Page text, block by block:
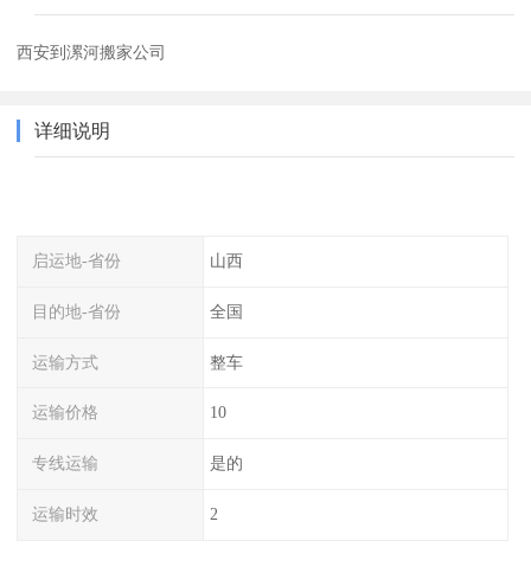
西安到漯河搬家公司
详细说明
启运地-省份 山西
目的地-省份 全国
运输方式 整车
运输价格 10
专线运输 是的
运输时效 2